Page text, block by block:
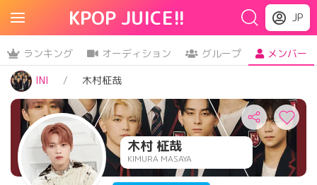
KPOP JUICE!! JP
ランキング オーディション グループ
メンバー
INI
木村柾哉
木村 柾哉
KIMURA MASAYA